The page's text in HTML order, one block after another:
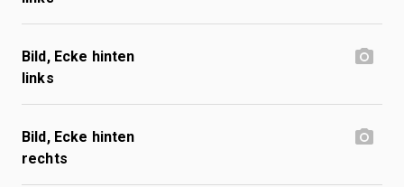
Bild, Ecke hinten
links
Bild, Ecke hinten
rechts